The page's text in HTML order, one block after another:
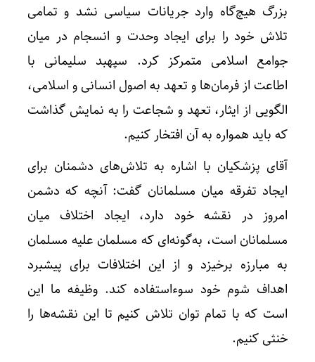
بزرگ هیچ‌گاه وارد جریانات سیاسی نشد و تمامی
تلاش خود را برای ایجاد وحدت و انسجام در میان
جوامع اسلامی متمرکز کرد. سپهبد سلیمانی با
اطاعت از فرمان‌ها و تعهد به اصول انسانی و اسلامی،
الگویی از ایثار، تعهد و شجاعت را به نمایش گذاشت
که باید همواره به آن افتخار کنیم.
آقای پزشکیان با اشاره به تلاش‌های دشمنان برای
ایجاد تفرقه میان مسلمانان گفت: آنچه که دشمن
امروز در نقشه خود دارد، ایجاد اختلاف میان
مسلمانان است، به‌گونه‌ای که مسلمان علیه مسلمان
به مبارزه برخیزد و از این اختلافات برای پیشبرد
اهداف شوم خود سوءاستفاده کند. وظیفه ما این
است که با تمام توان تلاش کنیم تا این نقشه‌ها را
خنثی کنیم.